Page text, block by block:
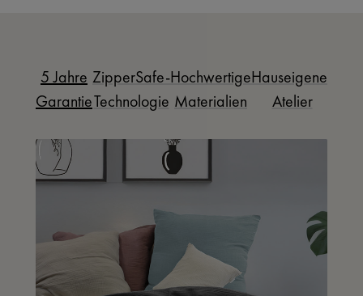
5 Jahre
Garantie
ZipperSafe-
Technologie
Hochwertige
Materialien
Hauseigenes
Atelier